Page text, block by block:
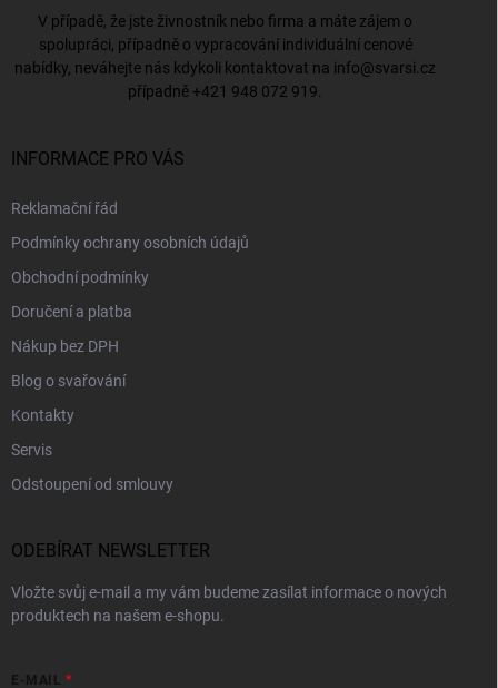
V případě, že jste živnostník nebo firma a máte zájem o
spolupráci, případně o vypracování individuální cenové
nabídky, neváhejte nás kdykoli kontaktovat na info@svarsi.cz
případně +421 948 072 919
INFORMACE PRO VÁS
Reklamační řád
Podmínky ochrany osobních údajů
Obchodní podmínky
Doručení a platba
Nákup bez DPH
Blog o svařování
Kontakty
Servis
Odstoupení od smlouvy
ODEBÍRAT NEWSLETTER
Vložte svůj e-mail a my vám budeme zasílat informace o nových
produktech na našem e-shopu.
E-MAIL